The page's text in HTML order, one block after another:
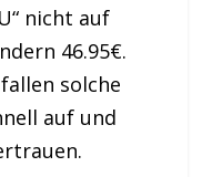
nicht auf
46.95€.
solche
auf und